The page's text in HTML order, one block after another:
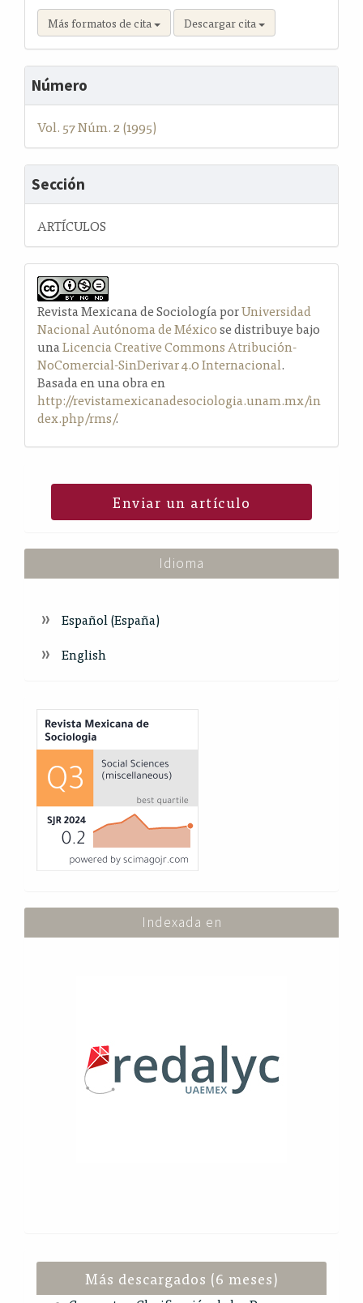
Más formatos de cita Descargar cita
Número
Vol. 57 Núm. 2 (1995)
Sección
ARTÍCULOS
Revista Mexicana de Sociología porUniversidad
Nacional Autónoma de Méxicose distribuye bajo
unaLicencia Creative Commons Atribución-
NoComercial-SinDerivar 4.0 Internacional.
Basada en una obra en
http://revistamexicanadesociologia.unam.mx/in
dex.php/rms/.
Enviar un artículo
Idioma
Español (España)
English
Index
Indexada en
Más descargados (6 meses)